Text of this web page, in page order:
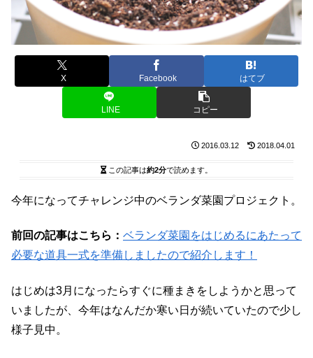
X Facebook はてブ
LINE コピー
2016.03.12 2018.04.01
この記事は約2分で読めます。
今年になってチャレンジ中のベランダ菜園プロジェクト。
前回の記事はこちら： ベランダ菜園をはじめるにあたって
必要な道具一式を準備しましたので紹介します！
はじめは3月になったらすぐに種まきをしようかと思って
いましたが、今年はなんだか寒い日が続いていたので少し
様子見中。